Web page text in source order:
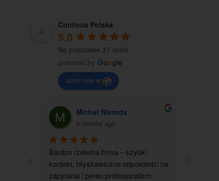
Contivus Polska
5.0
Na podstawie 37 opinii
powered by Google
oceń nas w
Michał Nieroda
8 months ago
Bardzo rzetelna firma – szybki
kontakt, błyskawiczne odpowiedzi na
zapytania i pełen profesjonalizm.